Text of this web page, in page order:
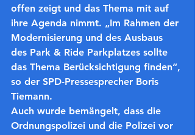
offen zeigt und das Thema mit auf
ihre Agenda nimmt. „Im Rahmen der
Modernisierung und des Ausbaus
des Park & Ride Parkplatzes sollte
das Thema Berücksichtigung finden“,
so der SPD-Pressesprecher Boris
Tiemann.
Auch wurde bemängelt, dass die
Ordnungspolizei und die Polizei vor